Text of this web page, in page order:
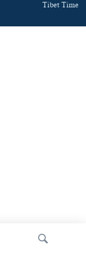
Tibet Time